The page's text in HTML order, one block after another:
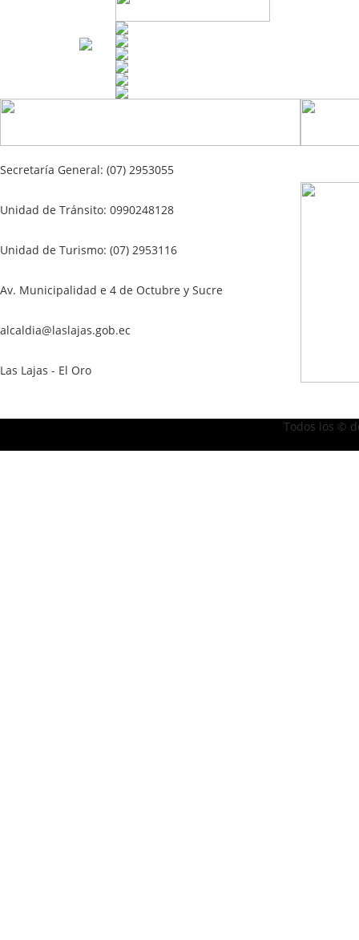
Secretaría General: (07) 2953055
Unidad de Tránsito: 0990248128
Unidad de Turismo: (07) 2953116
Av. Municipalidad e 4 de Octubre y Sucre
alcaldia@laslajas.gob.ec
Las Lajas - El Oro
Todos los ©